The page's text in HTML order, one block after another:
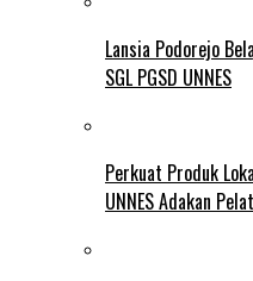
Lansia Podorejo
SGL PGSD UNNES
Perkuat Produk
UNNES Adakan